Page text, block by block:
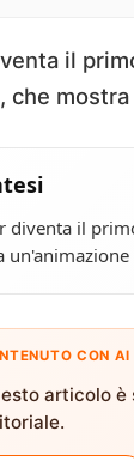
il
che
diventa il
CON AI
articolo